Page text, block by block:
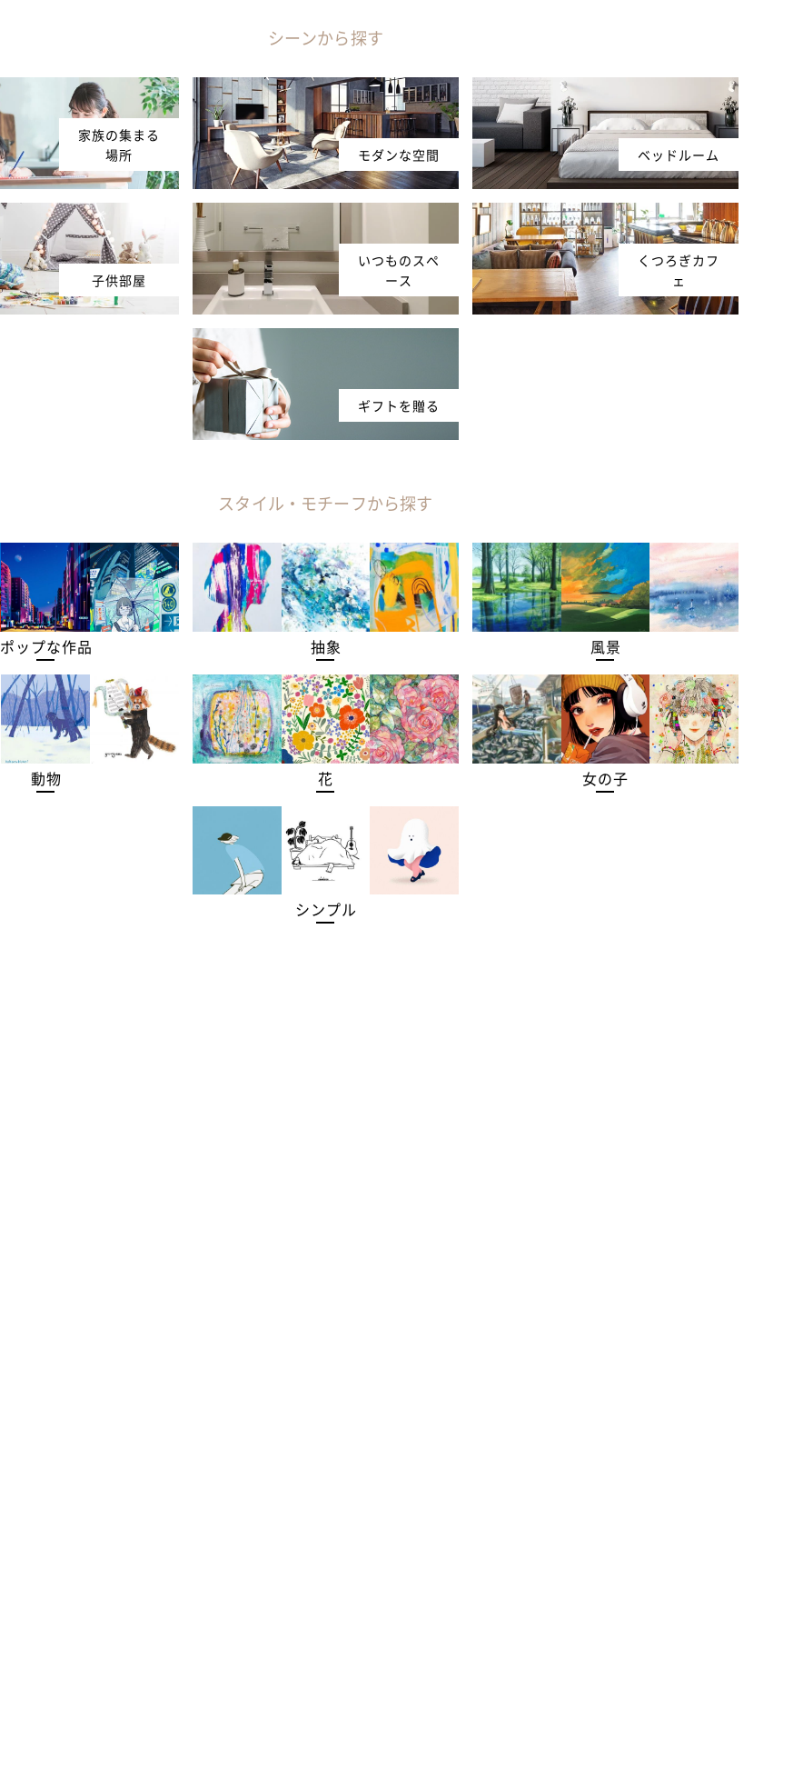
シーンから探す
家族の集まる
場所
モダンな空間 ベッドルーム
子供部屋
いつものスペ
ース
くつろぎカフ
ェ
ギフトを贈る
スタイル・モチーフから探す
ポップな作品 抽象 風景
動物 花 女の子
シンプル